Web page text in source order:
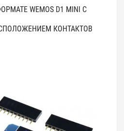
WEMOS D1 MINI С
КОНТАКТОВ